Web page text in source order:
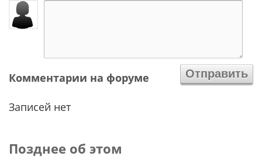
Комментарии на форуме
Записей нет
Позднее об этом